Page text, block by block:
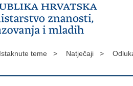
Istaknute teme > Natječaji >